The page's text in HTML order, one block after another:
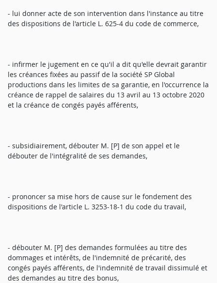
- lui donner acte de son intervention dans l'instance au titre
des dispositions de l'article L. 625-4 du code de commerce,
- infirmer le jugement en ce qu'il a dit qu'elle devrait garantir
les créances fixées au passif de la société SP Global
productions dans les limites de sa garantie, en l'occurrence la
créance de rappel de salaires du 13 avril au 13 octobre 2020
et la créance de congés payés afférents,
- subsidiairement, débouter M. [P] de son appel et le
débouter de l'intégralité de ses demandes,
- prononcer sa mise hors de cause sur le fondement des
dispositions de l'article L. 3253-18-1 du code du travail,
- débouter M. [P] des demandes formulées au titre des
dommages et intérêts, de l'indemnité de précarité, des
congés payés afférents, de l'indemnité de travail dissimulé et
des demandes au titre des bonus,